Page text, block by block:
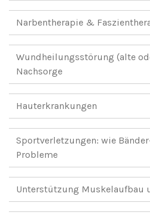
Narbentherapie &
Wundheilungsstörung (alte
Nachsorge
Hauterkrankungen
Sportverletzungen: wie
Probleme
Unterstützung Muskelaufbau